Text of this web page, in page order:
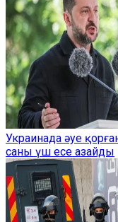
Украинада әуе
саны үш есе азайды